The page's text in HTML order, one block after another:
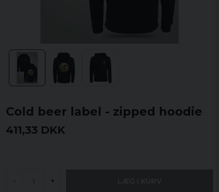
Cold beer label - zipped hoodie
411,33 DKK
- +